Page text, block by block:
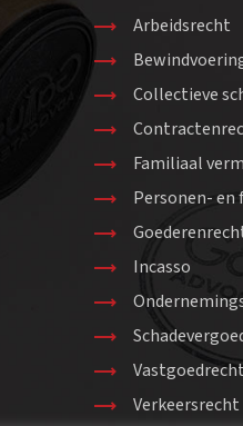
Arbeidsrecht
Collectieve
Familiaal
Personen-
Incasso
Verkeersrecht